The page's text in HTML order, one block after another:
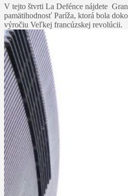
V tejto štvrti La Defénce nájdete
pamätihodnosť Paríža, ktorá bola
výročiu Veľkej francúzskej revolúcii.